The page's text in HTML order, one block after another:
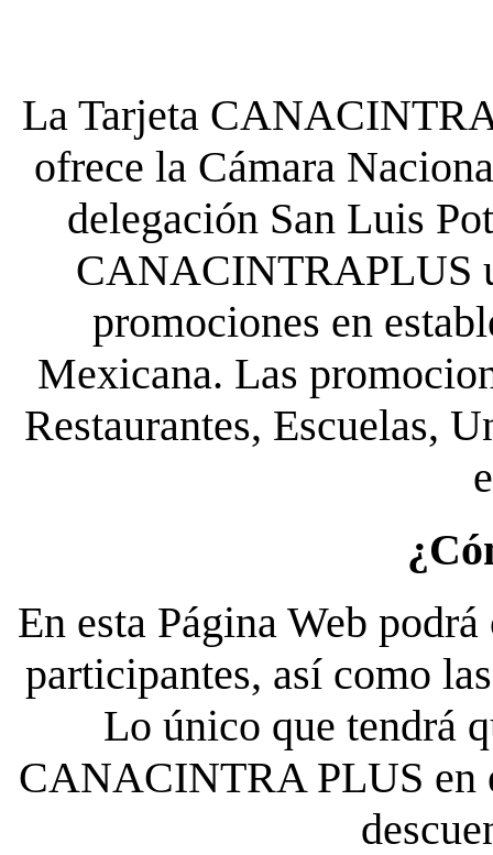
La Tarjeta
ofrece la Cámara
delegación San Luis
CANACINTRAPLUS
promociones en
Mexicana. Las
Restaurantes, Escuelas,
En esta Página Web
participantes, así como
Lo único que tendrá
CANACINTRA PLUS en